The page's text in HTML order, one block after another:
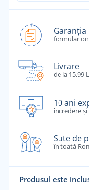
formular
Livrare
de la 15,99
10 ani
încredere
Sute de
în toată
Produsul este